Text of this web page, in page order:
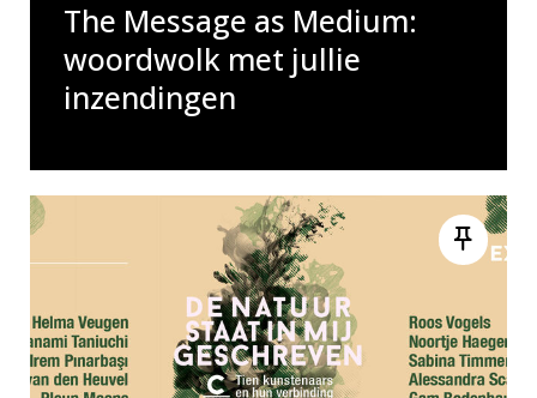
The Message as Medium:
woordwolk met jullie
inzendingen